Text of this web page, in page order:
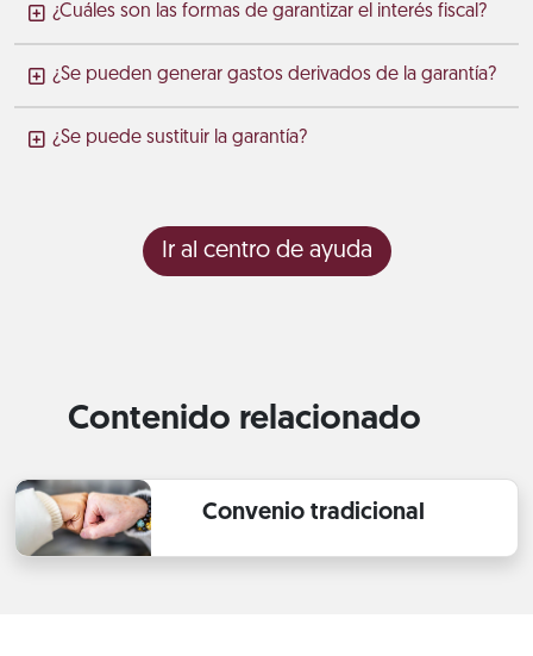
¿Cuáles son las formas de garantizar el interés fiscal?
¿Se pueden generar gastos derivados de la garantía?
¿Se puede sustituir la garantía?
Ir al centro de ayuda
Contenido relacionado
Convenio tradicional